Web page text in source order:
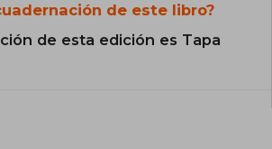
de este libro?
de esta edición es Tapa